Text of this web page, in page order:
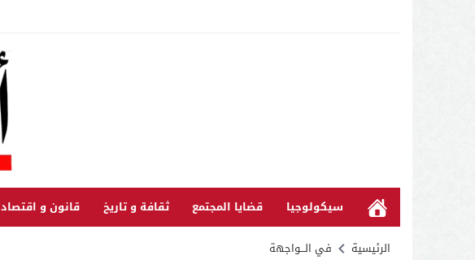
سيكولوجيا قضايا المجتمع ثقافة و تاريخ قانون و اقتصاد
الرئيسية في الـــواجهة